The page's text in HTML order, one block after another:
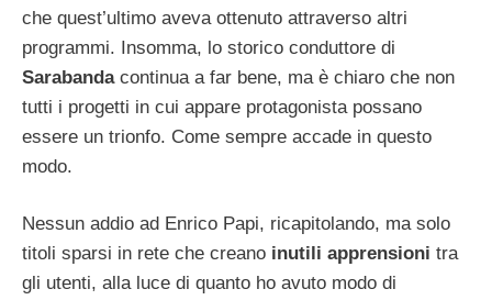
che quest’ultimo aveva ottenuto attraverso altri
programmi. Insomma, lo storico conduttore di
Sarabanda continua a far bene, ma è chiaro che non
tutti i progetti in cui appare protagonista possano
essere un trionfo. Come sempre accade in questo
modo.
Nessun addio ad Enrico Papi, ricapitolando, ma solo
titoli sparsi in rete che creano inutili apprensioni tra
gli utenti, alla luce di quanto ho avuto modo di